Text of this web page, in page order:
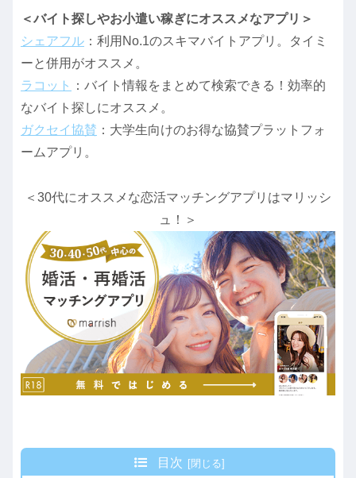
＜バイト探しやお小遣い稼ぎにオススメなアプリ＞
シェアフル ：利用No.1のスキマバイトアプリ。タイミ
ーと併用がオススメ。
ラコット
：バイト情報をまとめて検索できる！効率的
なバイト探しにオススメ。
ガクセイ協賛 ：大学生向けのお得な協賛プラットフォ
ームアプリ。
＜30代にオススメな恋活マッチングアプリはマリッシ
ュ！＞
目次